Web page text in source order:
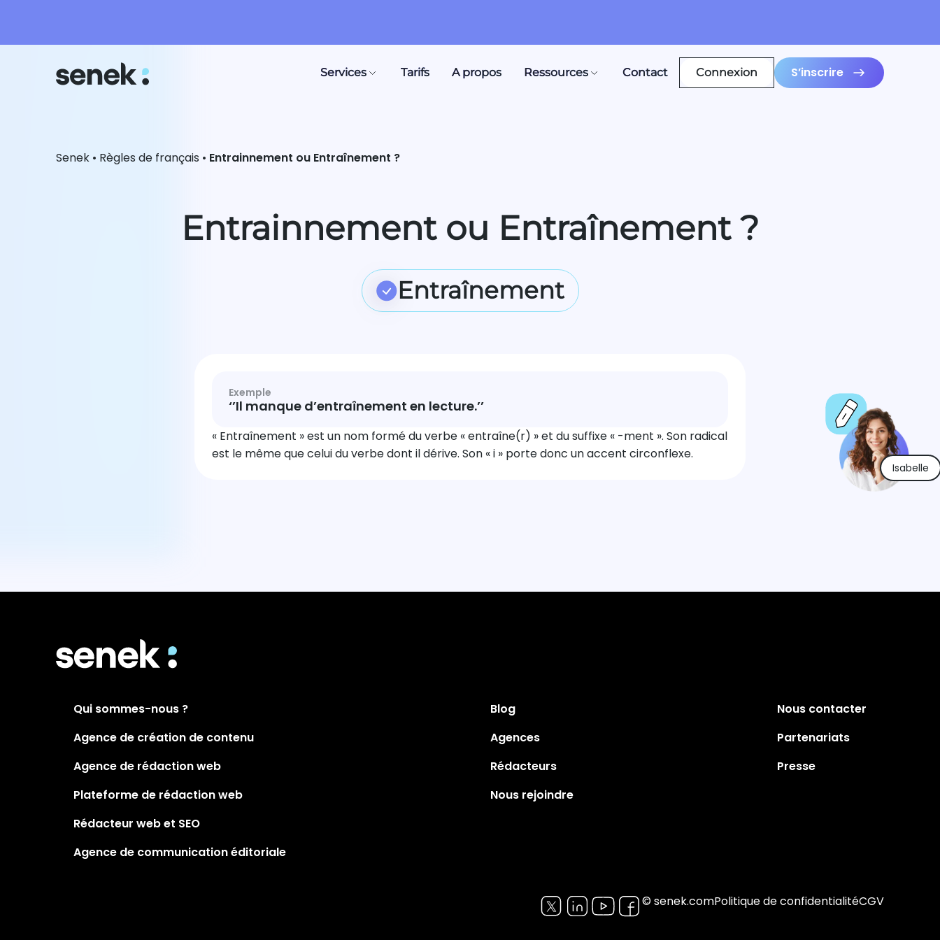
Services Tarifs A propos Ressources Contact Connexion S’inscrire
Senek • Règles de français • Entrainnement ou Entraînement ?
Entrainnement ou Entraînement ?
Entraînement
Exemple
‘’Il manque d’entraînement en lecture.’’
« Entraînement » est un nom formé du verbe « entraîne(r) » et du suffixe « -ment ». Son radical
est le même que celui du verbe dont il dérive. Son « i » porte donc un accent circonflexe.
Isabelle
Qui sommes-nous ?
Agence de création de contenu
Agence de rédaction web
Plateforme de rédaction web
Rédacteur web et SEO
Agence de communication éditoriale
Blog
Agences
Rédacteurs
Nous rejoindre
Nous contacter
Partenariats
Presse
© senek.comPolitique de confidentialitéCGV